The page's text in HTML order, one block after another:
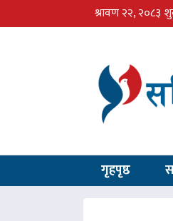
श्रावण २२, २०८३
गृहपृष्ठ